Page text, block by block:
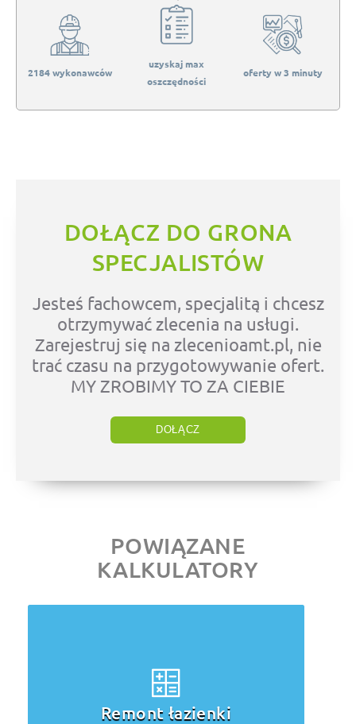
2184 wykonawców
uzyskaj max
oszczędności
oferty w 3 minuty
DOŁĄCZ DO GRONA
SPECJALISTÓW
Jesteś fachowcem, specjalitą i chcesz
otrzymywać zlecenia na usługi.
Zarejestruj się na zlecenioamt.pl, nie
trać czasu na przygotowywanie ofert.
MY ZROBIMY TO ZA CIEBIE
DOŁĄCZ
POWIĄZANE
KALKULATORY
Remont łazienki